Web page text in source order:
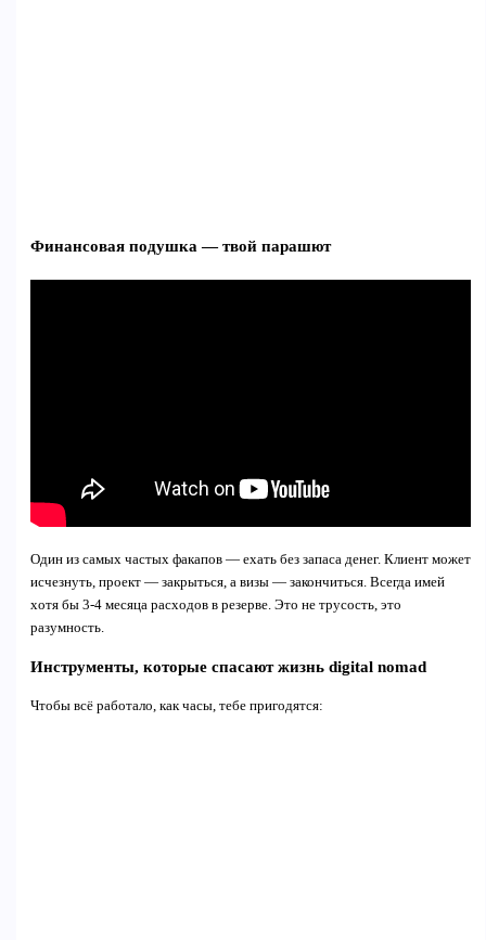
Финансовая подушка — твой парашют
Один из самых частых факапов — ехать без запаса денег. Клиент может
исчезнуть, проект — закрыться, а визы — закончиться. Всегда имей
хотя бы 3-4 месяца расходов в резерве. Это не трусость, это
разумность.
Инструменты, которые спасают жизнь digital nomad
Чтобы всё работало, как часы, тебе пригодятся: